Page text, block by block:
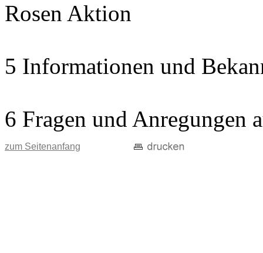
Rosen Aktion
5 Informationen und
6 Fragen und Anregungen
zum Seitenanfang